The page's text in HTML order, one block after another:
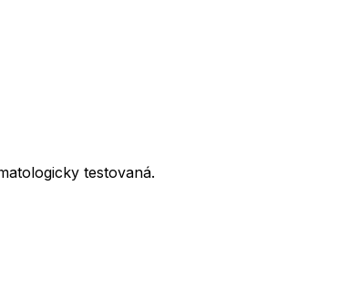
testovaná.